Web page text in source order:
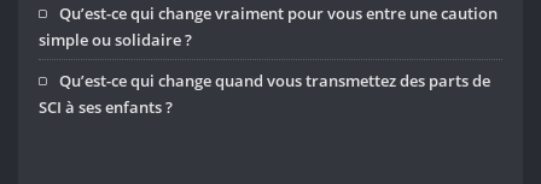
Qu’est-ce qui change vraiment pour vous entre une caution
simple ou solidaire ?
Qu’est-ce qui change quand vous transmettez des parts de
SCI à ses enfants ?